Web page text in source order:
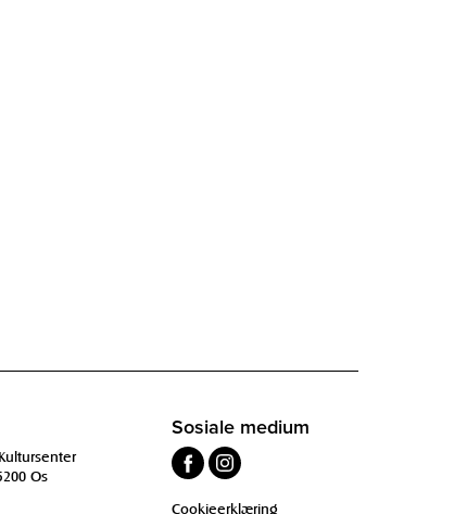
Os
Sosiale medium
Cookieerklæring